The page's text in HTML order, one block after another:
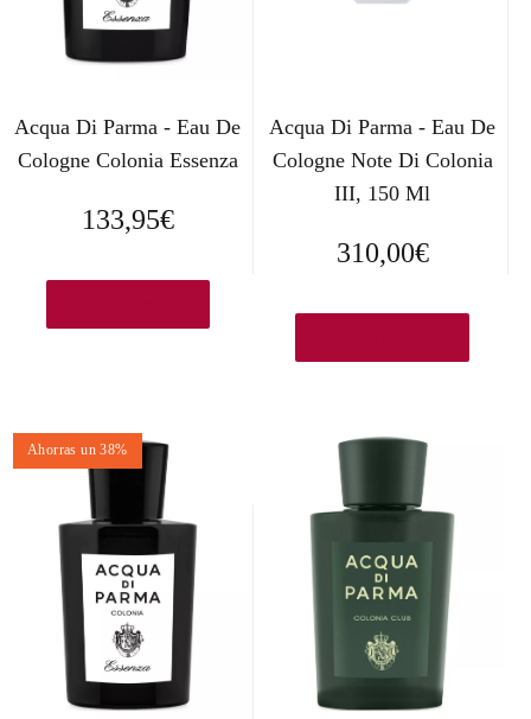
Acqua Di Parma - Eau De
Cologne Colonia Essenza
133,95€
Acqua Di Parma - Eau De
Cologne Note Di Colonia
III, 150 Ml
310,00€
Ahorras un 38%